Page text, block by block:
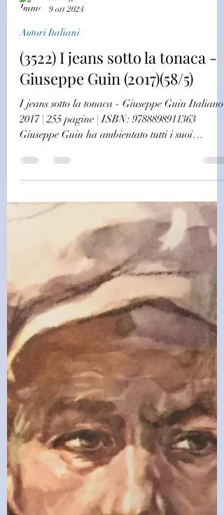
challagi
Autori Italiani
(3522) I jeans sotto la tonaca -
Giuseppe Guin (2017)(58/5)
I jeans sotto la tonaca - Giuseppe Guin Italiano |
2017 | 255 pagine | ISBN: 9788898911363
romanzi sul lago di Como, dove protagonisti
sono stati i personaggi e i luoghi a lui più cari.
In questo ultimo libro, invece, il vero
protagonista è lui stesso e la sua vita. Questa è
una storia vera. Erano i turbolenti anni Settanta
e lui vestiva la tonaca nera da prete. La
postfazione, una sorta di chiave di lettura del
libro, è a firma di Mar